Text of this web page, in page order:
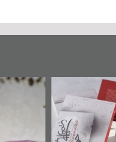
موضوعي
البريطانية
«مركز أوال»
في سلسلة من 5